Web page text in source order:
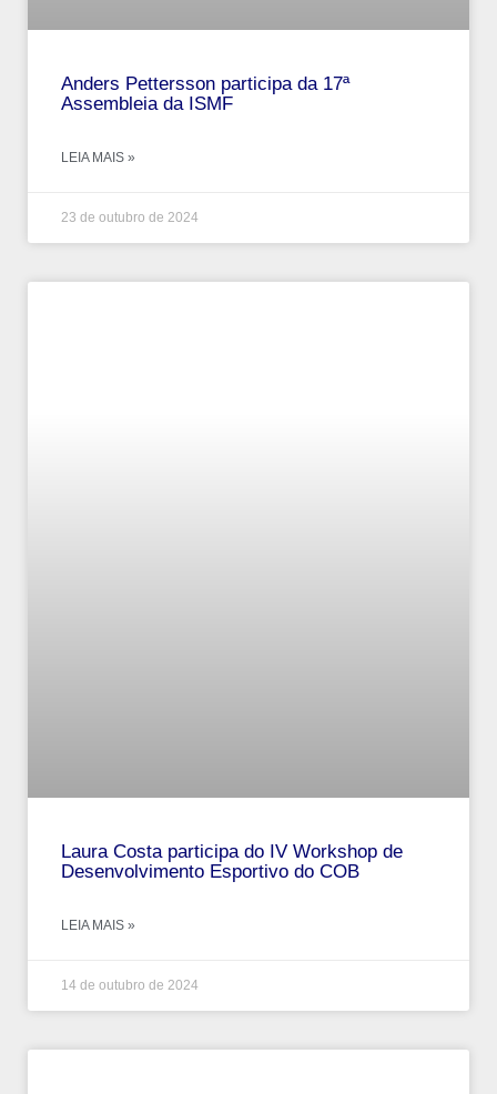
Anders Pettersson participa da 17ª
Assembleia da ISMF
LEIA MAIS »
23 de outubro de 2024
Laura Costa participa do IV Workshop de
Desenvolvimento Esportivo do COB
LEIA MAIS »
14 de outubro de 2024